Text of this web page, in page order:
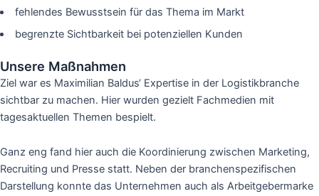
fehlendes Bewusstsein für das Thema im Markt
begrenzte Sichtbarkeit bei potenziellen Kunden
Unsere Maßnahmen
Ziel war es Maximilian Baldus‘ Expertise in der Logistikbranche
sichtbar zu machen. Hier wurden gezielt Fachmedien mit
tagesaktuellen Themen bespielt.
Ganz eng fand hier auch die Koordinierung zwischen Marketing,
Recruiting und Presse statt. Neben der branchenspezifischen
Darstellung konnte das Unternehmen auch als Arbeitgebermarke